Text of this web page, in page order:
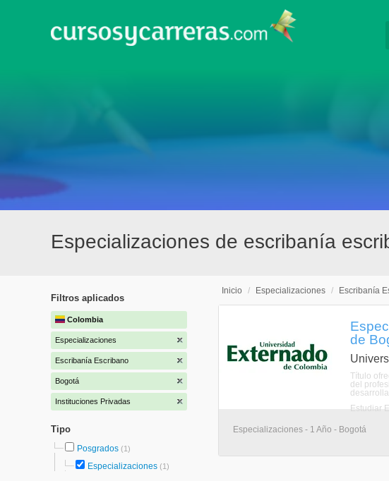
Especializaciones de escribanía
Filtros aplicados
Colombia
Especializaciones
Escribanía Escribano
Bogotá
Instituciones Privadas
Tipo
Posgrados (1)
Especializaciones (1)
Inicio / Especializaciones / Escribanía
de
Título
del
desarrolla
Estudiar
Especializaciones - 1 Año - Bogotá